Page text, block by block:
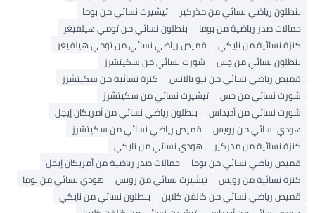
بنطلون رياضي نسائي من مذركير
تيشيرت نسائي من بوما
حمالات صدر رياضية من بوما
بنطلون نسائي من تومي هيلفيغر
كنزة نسائية من نايكي
قميص رياضي نسائي من تومي هيلفيغر
بنطلون نسائي من جس
شورت نسائي من سكيتشرز
قميص رياضي نسائي من نيو بالانس
كنزة نسائية من سكيتشرز
شورت نسائي من جس
تيشيرت نسائي من سكيتشرز
شورت نسائي من أديداس
بنطلون رياضي نسائي من أمريكان إيجل
هودي نسائي من رويس
قميص رياضي نسائي من سكيتشرز
كنزة نسائية من مذركير
هودي نسائي من نايكي
قميص رياضي نسائي من بوما
حمالات صدر رياضية من أمريكان إيجل
كنزة نسائية من رويس
تيشيرت نسائي من رويس
هودي نسائي من بوما
قميص رياضي نسائي من كالفن كلاين
بنطلون نسائي من نايكي